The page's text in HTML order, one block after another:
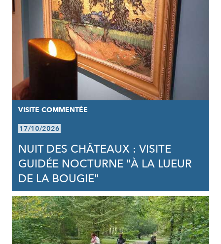
VISITE COMMENTÉE
17/10/2026
NUIT DES CHÂTEAUX : VISITE
GUIDÉE NOCTURNE "À LA LUEUR
DE LA BOUGIE"